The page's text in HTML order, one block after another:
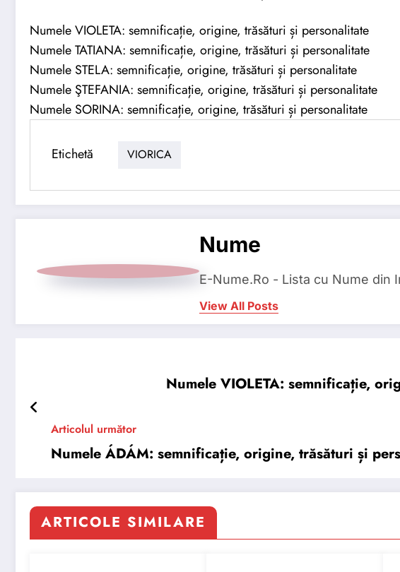
Numele VIOLETA: semnificație, origine, trăsături și personalitate
Numele TATIANA: semnificație, origine, trăsături și personalitate
Numele STELA: semnificație, origine, trăsături și personalitate
Numele ŞTEFANIA: semnificație, origine, trăsături și personalitate
Numele SORINA: semnificație, origine, trăsături și personalitate
Etichetă VIORICA
Nume
E-Nume.Ro - Lista cu Nume din
View All Posts
Numele VIOLETA: semnificație,
Articolul următor
Numele ÁDÁM: semnificație, origine, trăsături și
ARTICOLE SIMILARE